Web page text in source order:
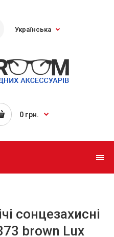
Українська
0 грн.
сонцезахисні
brown Lux